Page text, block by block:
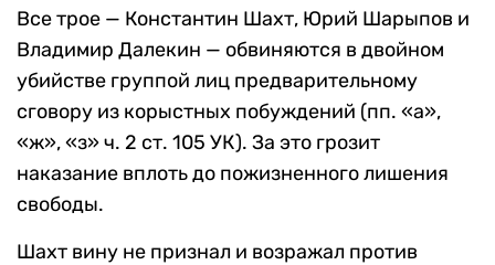
Все трое — Константин Шахт, Юрий Шарыпов и
Владимир Далекин — обвиняются в двойном
убийстве группой лиц предварительному
сговору из корыстных побуждений (пп. «а»,
«ж», «з» ч. 2 ст. 105 УК). За это грозит
наказание вплоть до пожизненного лишения
свободы.
Шахт вину не признал и возражал против